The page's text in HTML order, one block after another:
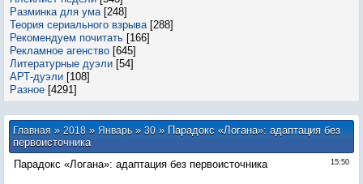
Разминка для ума [248]
Теория сериального взрыва [288]
Рекомендуем почитать [166]
Рекламное агенство [645]
Литературные дуэли [54]
АРТ-дуэли [108]
Разное [4291]
Главная»2018 » Январь » 30» Парадокс «Логана»: адаптация без
первоисточника
15:50
Парадокс «Логана»: адаптация без первоисточника